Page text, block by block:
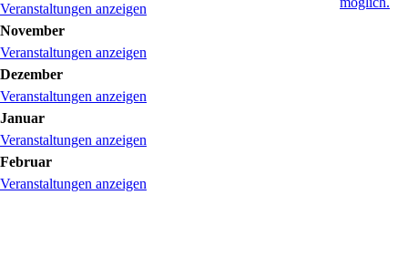
Veranstaltungen anzeigen
November
Veranstaltungen anzeigen
Dezember
Veranstaltungen anzeigen
Januar
Veranstaltungen anzeigen
Februar
Veranstaltungen anzeigen